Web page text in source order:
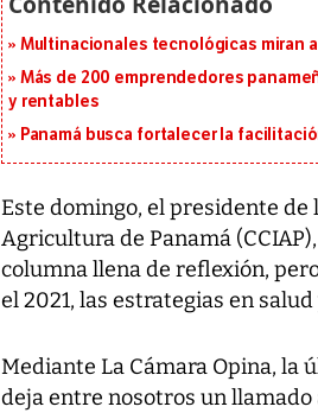
Multinacionales tecnológicas miran
Más de 200 emprendedores
y rentables
Panamá busca fortalecer la
Este domingo, el presidente
Agricultura de Panamá
columna llena de reflexión,
el 2021, las estrategias en
Mediante La Cámara Opina, la
deja entre nosotros un